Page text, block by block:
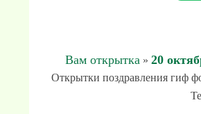
Вам открытка » 20
Открытки поздравления гиф